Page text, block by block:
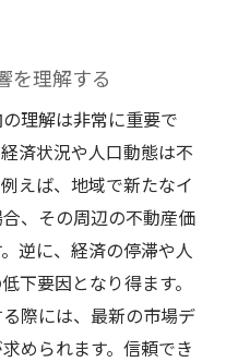
いための注意点
大化するための査
のリフォーム戦略
の演出方法
化ポイント
ための交渉術
却チャンスを逃さな
を理解する
理解は非常に重要で
済状況や人口動態は不
えば、地域で新たなイ
、その周辺の不動産価
逆に、経済の停滞や人
下要因となり得ます。
際には、最新の市場デ
められます。信頼でき